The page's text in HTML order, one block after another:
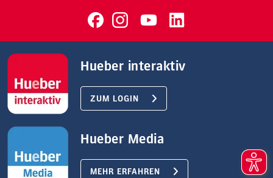
Hueber interaktiv
ZUM LOGIN
Hueber Media
MEHR ERFAHREN